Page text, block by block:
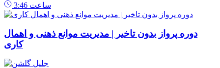
3:46 ساعت
دوره پرواز بدون تاخیر | مدیریت موانع ذهنی و اهمال
کاری